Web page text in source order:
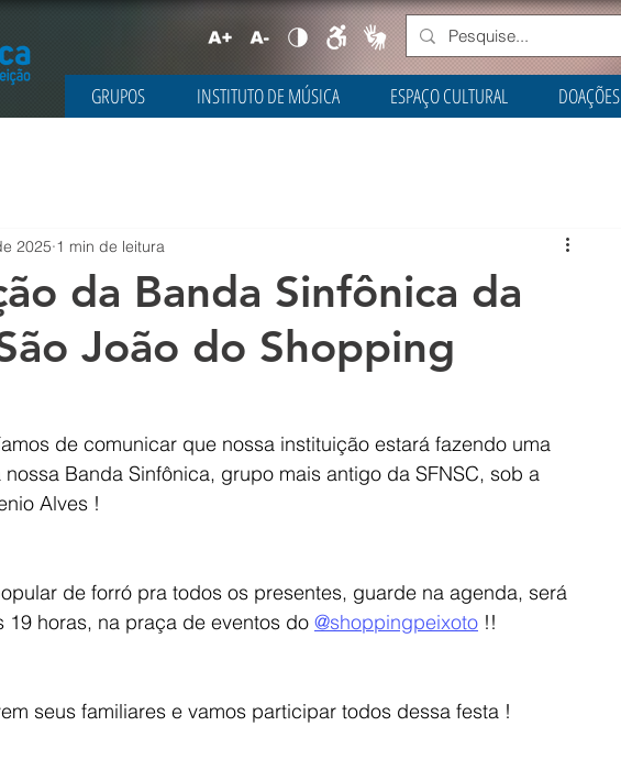
GRUPOS INSTITUTO DE MÚSICA ESPAÇO CULTURAL DOAÇÕES
da Banda Sinfônica da
João do Shopping
2025 1 min de leitura
de comunicar que nossa instituição estará fazendo uma
Banda Sinfônica, grupo mais antigo da SFNSC, sob a
Alves !
de forró pra todos os presentes, guarde na agenda, será
19 horas, na praça de eventos do @shoppingpeixoto !!
seus familiares e vamos participar todos dessa festa !